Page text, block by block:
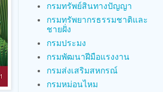
กรมทรัพย์สินทางปัญญา
กรมทรัพยากรธรรมชาติและ
ชายฝั่ง
กรมประมง
กรมพัฒนาฝีมือแรงงาน
กรมส่งเสริมสหกรณ์
กรมหม่อนไหม